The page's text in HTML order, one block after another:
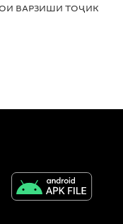
ВАРЗИШИ